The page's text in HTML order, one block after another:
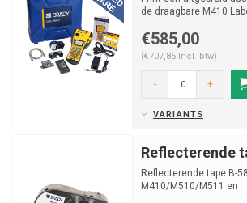
de draagbare M410
€585,00
(€707,85 Incl. btw)
- +
VARIANTS
Reflecterende
Reflecterende tape B-
M410/M510/M511 en